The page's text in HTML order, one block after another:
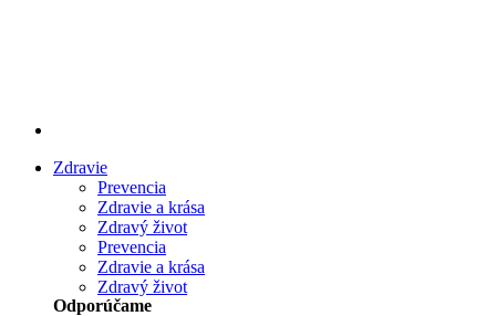
Zdravie
Prevencia
Zdravie a krása
Zdravý život
Prevencia
Zdravie a krása
Zdravý život
Odporúčame